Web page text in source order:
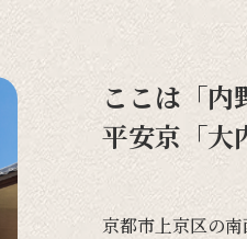
ここは「内
平安京「大
京都市上京区の南